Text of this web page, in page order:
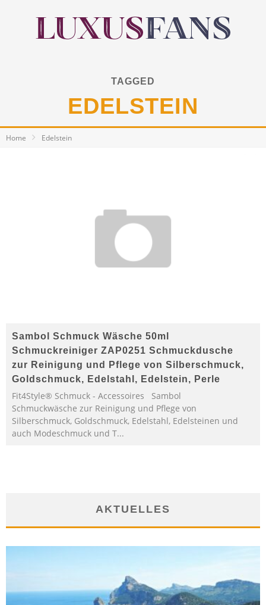
TAGGED
EDELSTEIN
Home Edelstein
Sambol Schmuck Wäsche 50ml
Schmuckreiniger ZAP0251 Schmuckdusche
zur Reinigung und Pflege von Silberschmuck,
Goldschmuck, Edelstahl, Edelstein, Perle
Fit4Style® Schmuck - Accessoires Sambol
Schmuckwäsche zur Reinigung und Pflege von
Silberschmuck, Goldschmuck, Edelstahl, Edelsteinen und
auch Modeschmuck und T...
AKTUELLES